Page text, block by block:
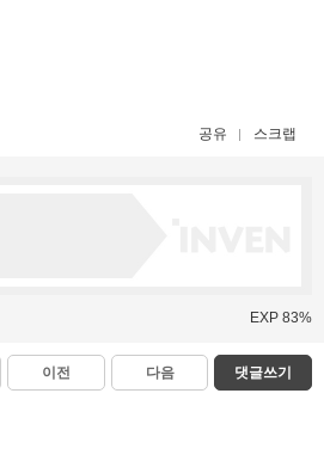
공유 스크랩
EXP 83%
이전 다음 댓글쓰기